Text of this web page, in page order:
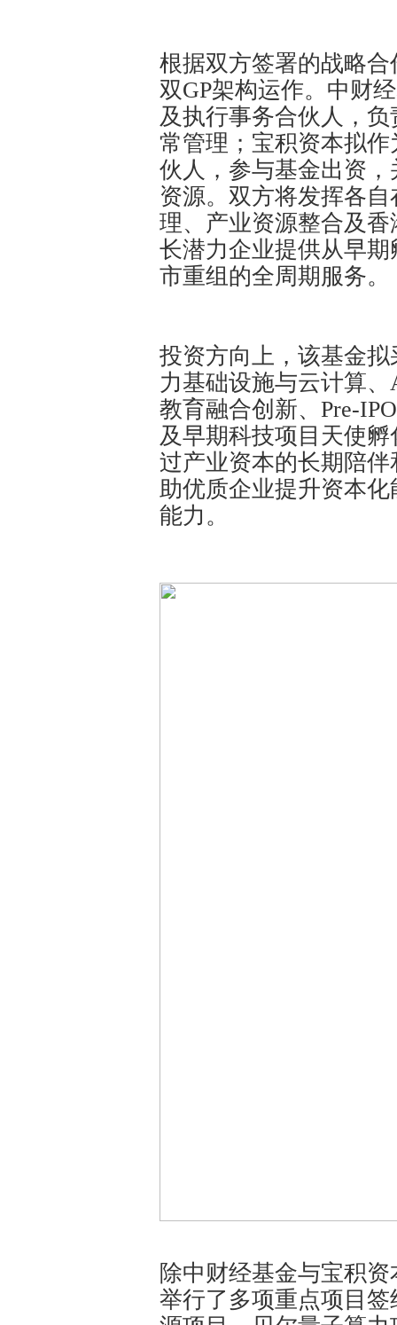
根据双方签署的战略
双GP架构运作。中财
及执行事务合伙人，
常管理；宝积资本拟
伙人，参与基金出资
资源。双方将发挥各
理、产业资源整合及
长潜力企业提供从早
市重组的全周期服务。
投资方向上，该基金
力基础设施与云计算
教育融合创新、Pre-
及早期科技项目天使
过产业资本的长期陪
助优质企业提升资本
能力。
除中财经基金与宝积
举行了多项重点项目